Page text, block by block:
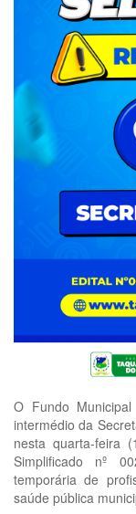
O Fundo
intermédio da
nesta quarta-feira
Simplificado nº
temporária de
saúde pública